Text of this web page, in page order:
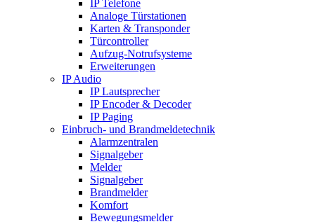
IP Telefone
Analoge Türstationen
Karten & Transponder
Türcontroller
Aufzug-Notrufsysteme
Erweiterungen
IP Audio
IP Lautsprecher
IP Encoder & Decoder
IP Paging
Einbruch- und Brandmeldetechnik
Alarmzentralen
Signalgeber
Melder
Signalgeber
Brandmelder
Komfort
Bewegungsmelder